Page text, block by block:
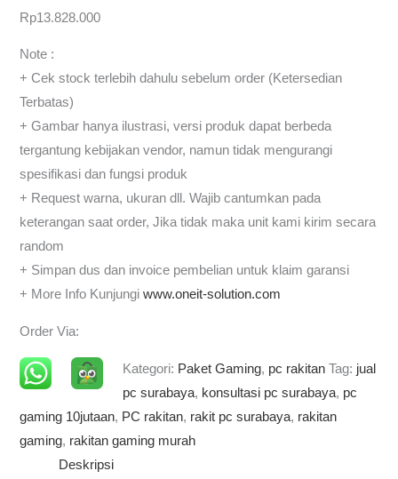
Rp13.828.000
Note :
+ Cek stock terlebih dahulu sebelum order (Ketersedian
Terbatas)
+ Gambar hanya ilustrasi, versi produk dapat berbeda
tergantung kebijakan vendor, namun tidak mengurangi
spesifikasi dan fungsi produk
+ Request warna, ukuran dll. Wajib cantumkan pada
keterangan saat order, Jika tidak maka unit kami kirim secara
random
+ Simpan dus dan invoice pembelian untuk klaim garansi
+ More Info Kunjungiwww.oneit-solution.com
Order Via:
Kategori: Paket Gaming, pc rakitan Tag: jual
pc surabaya, konsultasi pc surabaya, pc
gaming 10jutaan, PC rakitan, rakit pc surabaya, rakitan
gaming, rakitan gaming murah
Deskripsi